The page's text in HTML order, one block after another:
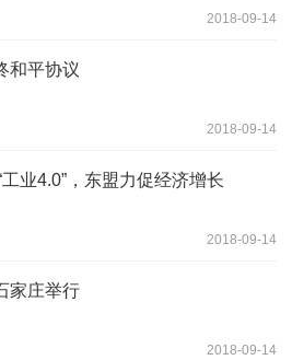
2018-09-14
和平协议
2018-09-14
工业4.0”，东盟力促经济增长
2018-09-14
家庄举行
2018-09-14